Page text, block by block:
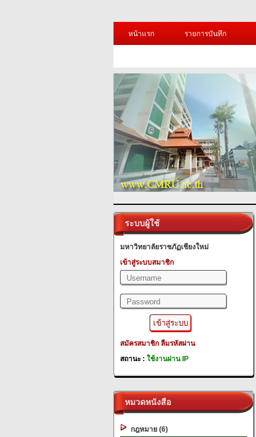
หน้าแรก
รายการบันทึก
ระบบผู้ใช้
มหาวิทยาลัยราชภัฏเชียงใหม่
เข้าสู่ระบบสมาชิก
สมัครสมาชิก ลืมรหัสผ่าน
สถานะ : ใช้งานผ่าน IP
หมวดหนังสือ
กฎหมาย (6)